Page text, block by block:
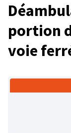
portion
voie